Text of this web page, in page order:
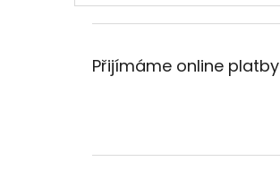
Přijímáme online platby